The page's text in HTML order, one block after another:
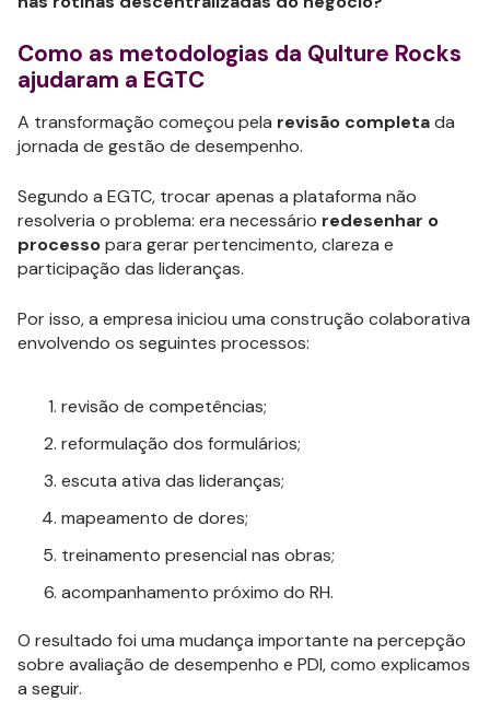
Como as metodologias da Qulture Rocks
ajudaram a EGTC
A transformação começou pela revisão completada
jornada de gestão de desempenho.
Segundo a EGTC, trocar apenas a plataforma não
resolveria o problema: era necessário redesenhar o
processopara gerar pertencimento, clareza e
participação das lideranças.
Por isso, a empresa iniciou uma construção colaborativa
envolvendo os seguintes processos:
revisão de competências;
reformulação dos formulários;
escuta ativa das lideranças;
mapeamento de dores;
treinamento presencial nas obras;
acompanhamento próximo do RH.
O resultado foi uma mudança importante na percepção
sobre avaliação de desempenho e PDI, como explicamos
a seguir.